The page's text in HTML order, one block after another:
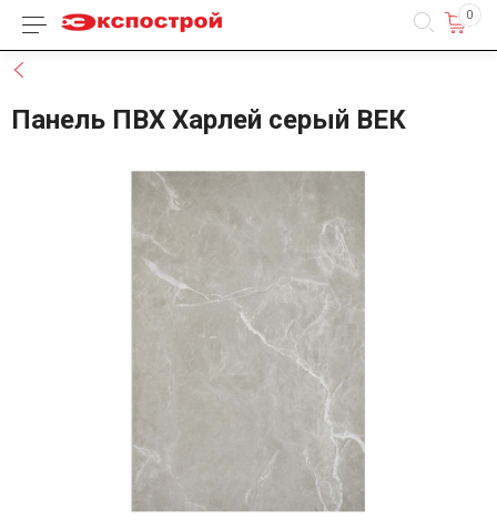
Каталог товаров 0
Панель ПВХ Харлей серый ВЕК